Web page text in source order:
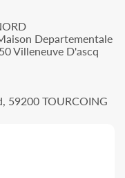
Departementale
Villeneuve D'ascq
59200 TOURCOING